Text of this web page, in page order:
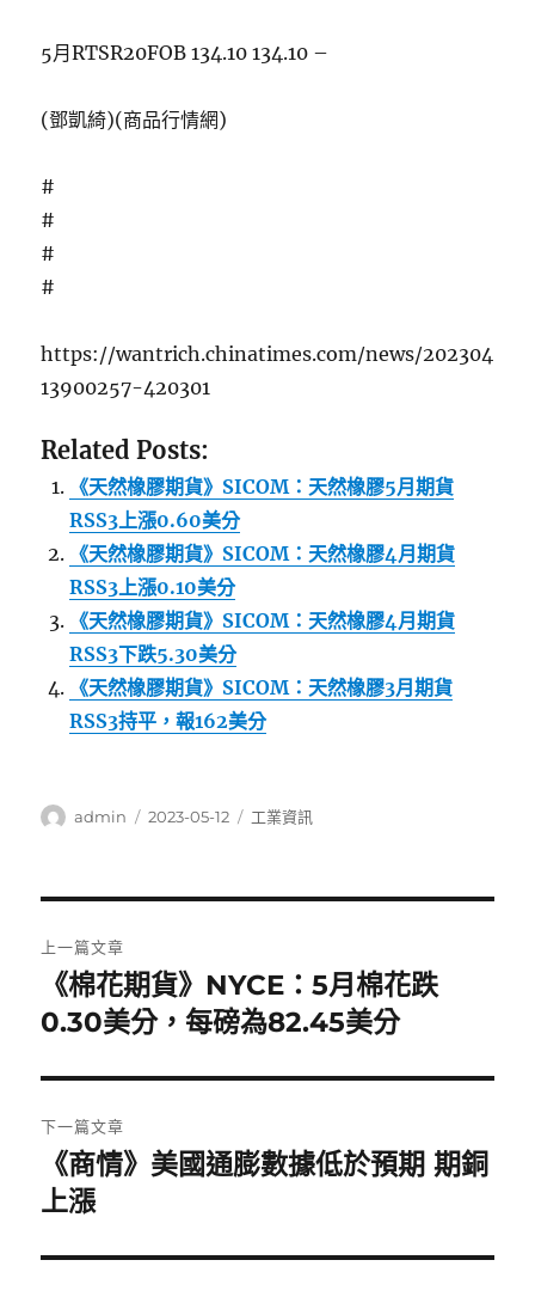
5月RTSR20FOB 134.10 134.10 –
(鄧凱綺)(商品行情網)
#
#
#
#
https://wantrich.chinatimes.com/news/202304
13900257-420301
Related Posts:
《天然橡膠期貨》SICOM：天然橡膠5月期貨
RSS3上漲0.60美分
《天然橡膠期貨》SICOM：天然橡膠4月期貨
RSS3上漲0.10美分
《天然橡膠期貨》SICOM：天然橡膠4月期貨
RSS3下跌5.30美分
《天然橡膠期貨》SICOM：天然橡膠3月期貨
RSS3持平，報162美分
作
admin
發
2023-05-12
分
工業資訊
章
導
覽
上一篇文章
上
一
文
章:
《棉花期貨》NYCE：5月棉花跌
0.30美分，每磅為82.45美分
下一篇文章
下
一
文
《商情》美國通膨數據低於預期 期銅
上漲